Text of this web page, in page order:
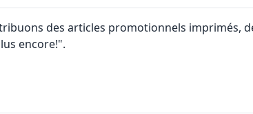
des articles promotionnels imprimés,
encore!".